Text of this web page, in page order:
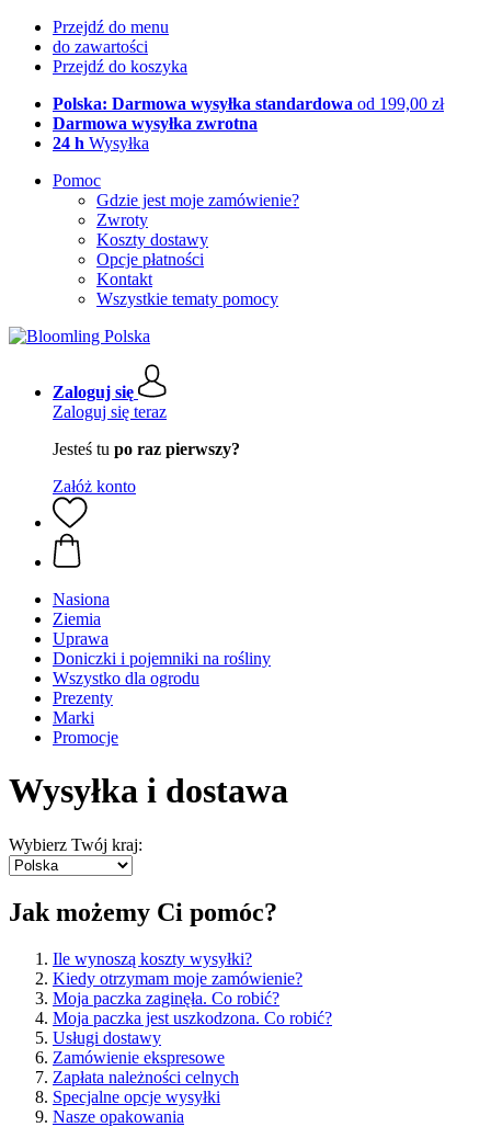
Przejdź do menu
do zawartości
Przejdź do koszyka
Polska: Darmowa wysyłka standardowa od 199,00 zł
Darmowa wysyłka zwrotna
24 h Wysyłka
Pomoc
Gdzie jest moje zamówienie?
Zwroty
Koszty dostawy
Opcje płatności
Kontakt
Wszystkie tematy pomocy
Zaloguj się
Zaloguj się teraz
Jesteś tu po raz pierwszy?
Załóż konto
Nasiona
Ziemia
Uprawa
Doniczki i pojemniki na rośliny
Wszystko dla ogrodu
Prezenty
Marki
Promocje
Wysyłka i dostawa
Wybierz Twój kraj:
Jak możemy Ci pomóc?
Ile wynoszą koszty wysyłki?
Kiedy otrzymam moje zamówienie?
Moja paczka zaginęła. Co robić?
Moja paczka jest uszkodzona. Co robić?
Usługi dostawy
Zamówienie ekspresowe
Zapłata należności celnych
Specjalne opcje wysyłki
Nasze opakowania